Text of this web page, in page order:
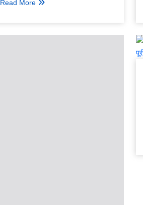
Read More